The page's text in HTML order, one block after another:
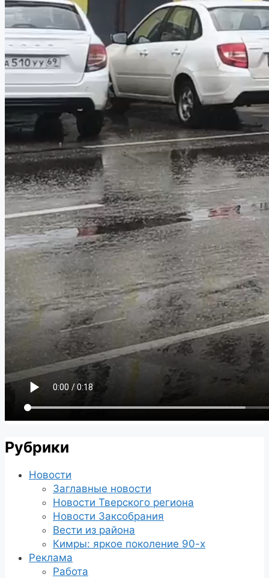
Рубрики
Новости
Заглавные новости
Новости Тверского региона
Новости Заксобрания
Вести из района
Кимры: яркое поколение 90-х
Реклама
Работа